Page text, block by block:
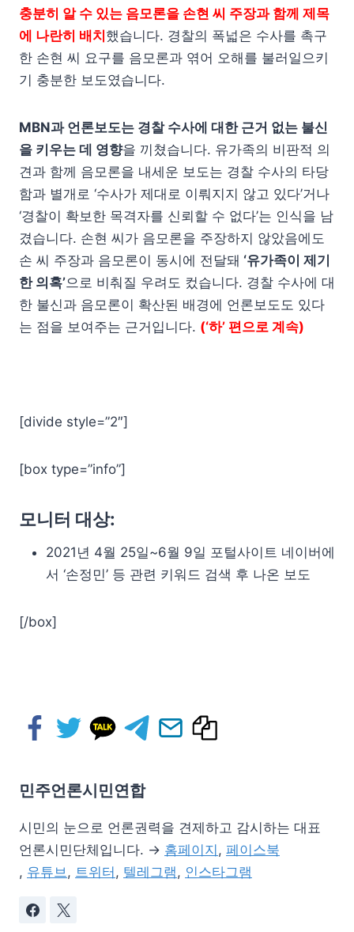
충분히 알 수 있는 음모론을 손현 씨 주장과 함께 제목
에 나란히 배치했습니다. 경찰의 폭넓은 수사를 촉구
한 손현 씨 요구를 음모론과 엮어 오해를 불러일으키
기 충분한 보도였습니다.
MBN과 언론보도는 경찰 수사에 대한 근거 없는 불신
을 키우는 데 영향을 끼쳤습니다. 유가족의 비판적 의
견과 함께 음모론을 내세운 보도는 경찰 수사의 타당
함과 별개로 ‘수사가 제대로 이뤄지지 않고 있다’거나
‘경찰이 확보한 목격자를 신뢰할 수 없다’는 인식을 남
겼습니다. 손현 씨가 음모론을 주장하지 않았음에도
손 씨 주장과 음모론이 동시에 전달돼 ‘유가족이 제기
한 의혹’으로 비춰질 우려도 컸습니다. 경찰 수사에 대
한 불신과 음모론이 확산된 배경에 언론보도도 있다
는 점을 보여주는 근거입니다. (‘하’ 편으로 계속)
[divide style=”2″]
[box type=”info”]
모니터 대상:
2021년 4월 25일~6월 9일 포털사이트 네이버에
서 ‘손정민’ 등 관련 키워드 검색 후 나온 보도
[/box]
민주언론시민연합
시민의 눈으로 언론권력을 견제하고 감시하는 대표
언론시민단체입니다. → 홈페이지 , 페이스북
, 유튜브, 트위터 , 텔레그램, 인스타그램